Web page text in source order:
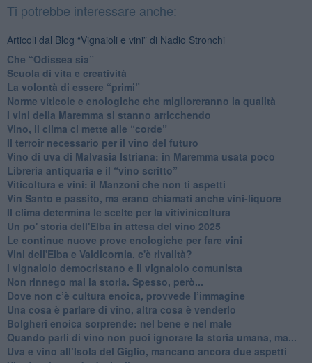
Ti potrebbe interessare anche:
Articoli dal Blog “Vignaioli e vini” di Nadio Stronchi
​Che “Odissea sia”
Scuola di vita e creatività
​La volontà di essere “primi”
Norme viticole e enologiche che miglioreranno la qualità
​I vini della Maremma si stanno arricchendo
Vino, il clima ci mette alle “corde”
Il terroir necessario per il vino del futuro
​Vino di uva di Malvasia Istriana: in Maremma usata poco
​Libreria antiquaria e il “vino scritto”
​Viticoltura e vini: il Manzoni che non ti aspetti
​Vin Santo e passito, ma erano chiamati anche vini-liquore
Il clima determina le scelte per la vitivinicoltura
Un po' storia dell'Elba in attesa del vino 2025
Le continue nuove prove enologiche per fare vini
Vini dell'Elba e Valdicornia, c'è rivalità?
​I vignaiolo democristano e il vignaiolo comunista
​Non rinnego mai la storia. Spesso, però...
​Dove non c’è cultura enoica, provvede l’immagine
​Una cosa è parlare di vino, altra cosa è venderlo
Bolgheri enoica sorprende: nel bene e nel male
​Quando parli di vino non puoi ignorare la storia umana, ma...
Uva e vino all’Isola del Giglio, mancano ancora due aspetti